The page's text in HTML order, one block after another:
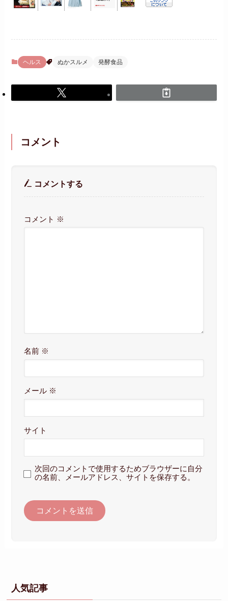
ヘルス ぬかスルメ 発酵食品
コメント
コメントする
コメント ※
名前 ※
メール ※
サイト
次回のコメントで使用するためブラウザーに自分
の名前、メールアドレス、サイトを保存する。
人気記事